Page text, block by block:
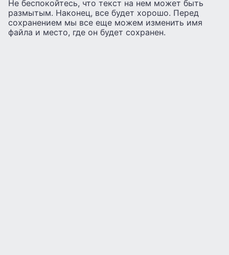
Не беспокойтесь, что текст на нем может быть
размытым. Наконец, все будет хорошо. Перед
сохранением мы все еще можем изменить имя
файла и место, где он будет сохранен.